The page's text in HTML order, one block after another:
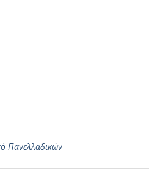
Πανελλαδικών